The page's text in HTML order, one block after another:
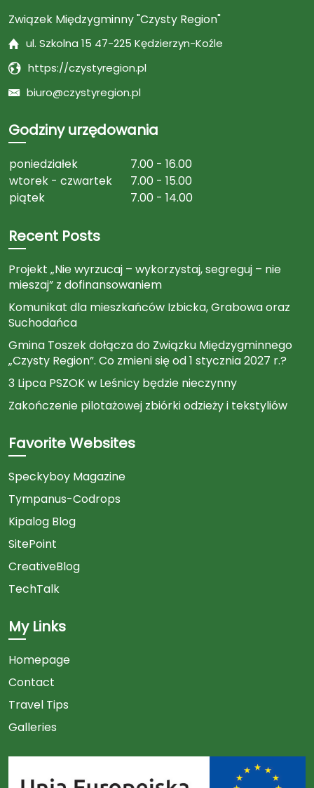
Związek Międzygminny "Czysty Region"
ul. Szkolna 15 47-225 Kędzierzyn-Koźle
https://czystyregion.pl
biuro@czystyregion.pl
Godziny urzędowania
poniedziałek
7.00 - 16.00
wtorek - czwartek
7.00 - 15.00
piątek
7.00 - 14.00
Recent Posts
Projekt „Nie wyrzucaj – wykorzystaj, segreguj – nie
mieszaj” z dofinansowaniem
Komunikat dla mieszkańców Izbicka, Grabowa oraz
Suchodańca
Gmina Toszek dołącza do Związku Międzygminnego
„Czysty Region”. Co zmieni się od 1 stycznia 2027 r.?
3 Lipca PSZOK w Leśnicy będzie nieczynny
Zakończenie pilotażowej zbiórki odzieży i tekstyliów
Favorite Websites
Speckyboy Magazine
Tympanus-Codrops
Kipalog Blog
SitePoint
CreativeBlog
TechTalk
My Links
Homepage
Contact
Travel Tips
Galleries